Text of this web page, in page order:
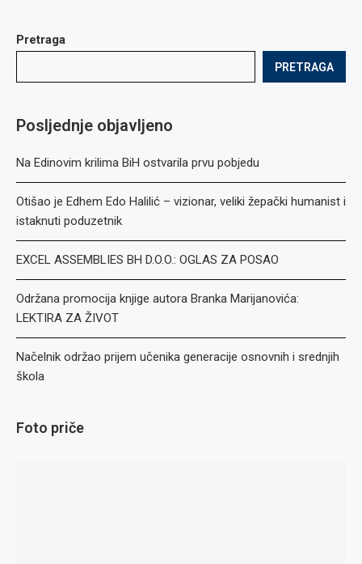
Pretraga
PRETRAGA
Posljednje objavljeno
Na Edinovim krilima BiH ostvarila prvu pobjedu
Otišao je Edhem Edo Halilić – vizionar, veliki žepački humanist i
istaknuti poduzetnik
EXCEL ASSEMBLIES BH D.O.O.: OGLAS ZA POSAO
Održana promocija knjige autora Branka Marijanovića:
LEKTIRA ZA ŽIVOT
Načelnik održao prijem učenika generacije osnovnih i srednjih
škola
Foto priče